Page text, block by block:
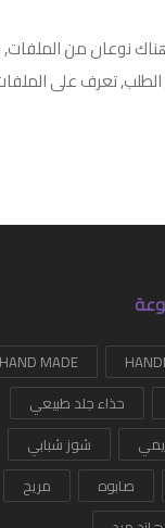
نوعان من
تعرف على
HAND MADE
حذاء جلد طبيعي
شوز شبابي
صابوه
مريح